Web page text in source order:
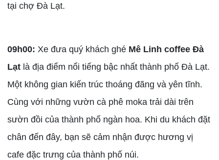
tại chợ Đà Lạt.
09h00: Xe đưa quý khách ghé Mê Linh coffee Đà
Lạt là địa điểm nổi tiếng bậc nhất thành phố Đà Lạt.
Một không gian kiến trúc thoáng đãng và yên tĩnh.
Cùng với những vườn cà phê moka trải dài trên
sườn đồi của thành phố ngàn hoa. Khi du khách đặt
chân đến đây, bạn sẽ cảm nhận được hương vị
cafe đặc trưng của thành phố núi.